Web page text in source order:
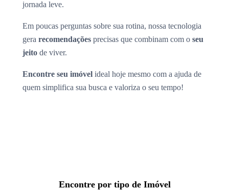
jornada leve.
Em poucas perguntas sobre sua rotina, nossa tecnologia
gera recomendações precisas que combinam com o seu
jeito de viver.
Encontre seu imóvel ideal hoje mesmo com a ajuda de
quem simplifica sua busca e valoriza o seu tempo!
Encontre por tipo de Imóvel